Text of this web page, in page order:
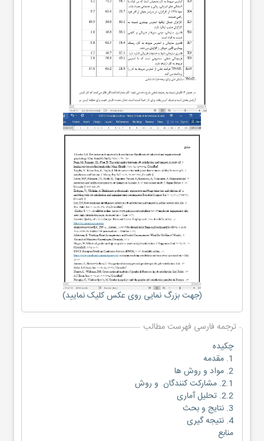
(جهت بزرگ نمایی روی عکس کلیک نمایید)
ترجمه فارسی فهرست مطالب
چکیده
1. مقدمه
2. مواد و روش ها
2.1. مشارکت کنندگان و روش
2.2. تحلیل آماری
3. نتایج و بحث
4. نتیجه گیری
منابع